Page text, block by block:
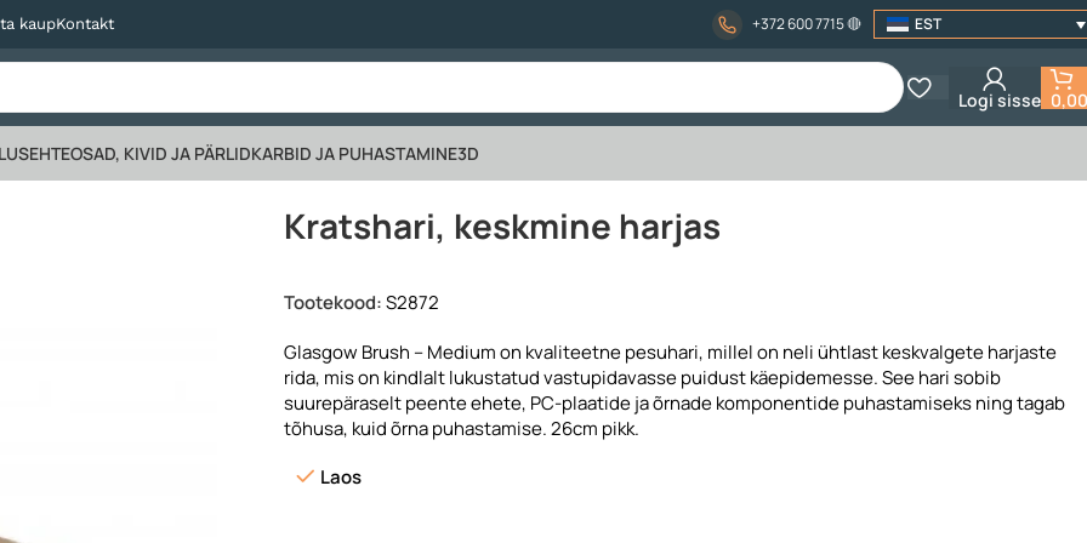
kaupKontakt +372 600 7715🔴 EST
Logi sisse 0,00
EHTEOSAD, KIVID JA PÄRLIDKARBID JA PUHASTAMINE3D
keskmine harjas
Kratshari, keskmine harjas
Tootekood:S2872
Glasgow Brush – Medium on kvaliteetne pesuhari, millel on neli ühtlast keskvalgete harjaste
rida, mis on kindlalt lukustatud vastupidavasse puidust käepidemesse. See hari sobib
suurepäraselt peente ehete, PC-plaatide ja õrnade komponentide puhastamiseks ning tagab
tõhusa, kuid õrna puhastamise. 26cm pikk.
Laos